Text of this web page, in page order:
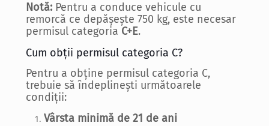
Notă: Pentru a conduce vehicule cu
remorcă ce depășește 750 kg, este necesar
permisul categoria C+E.
Cum obții permisul categoria C?
Pentru a obține permisul categoria C,
trebuie să îndeplinești următoarele
condiții:
Vârsta minimă de 21 de ani